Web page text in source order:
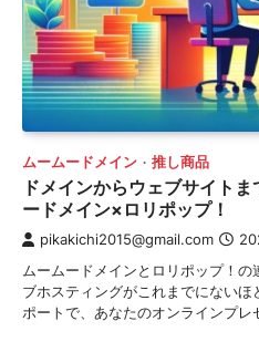
ムームードメイン 推し商品
ドメインからウェブサイト
ードメイン×ロリポップ！
pikakichi2015@gmail.com
ムームードメインとロリポップ！
ブホスティングがこれまでにない
ポートで、あなたのオンラインプレ